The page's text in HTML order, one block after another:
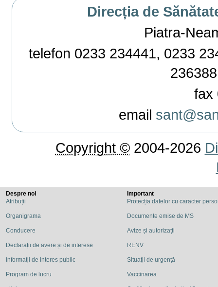
Direcția de
Piatra-
telefon 0233 234441, 0233
fax
email
Copyright ©2004-2026
Despre noi
Atribuții
Organigrama
Conducere
Declarații de avere și de interese
Informaţii de interes public
Program de lucru
Important
Protecția datelor cu caracter
Documente emise de MS
Avize și autorizații
RENV
Situaţii de urgență
Vaccinarea